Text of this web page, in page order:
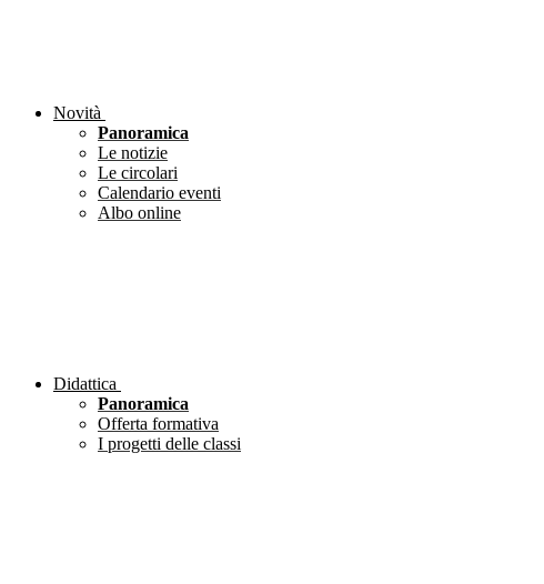
Novità
Panoramica
Le notizie
Le circolari
Calendario eventi
Albo online
Didattica
Panoramica
Offerta formativa
I progetti delle classi